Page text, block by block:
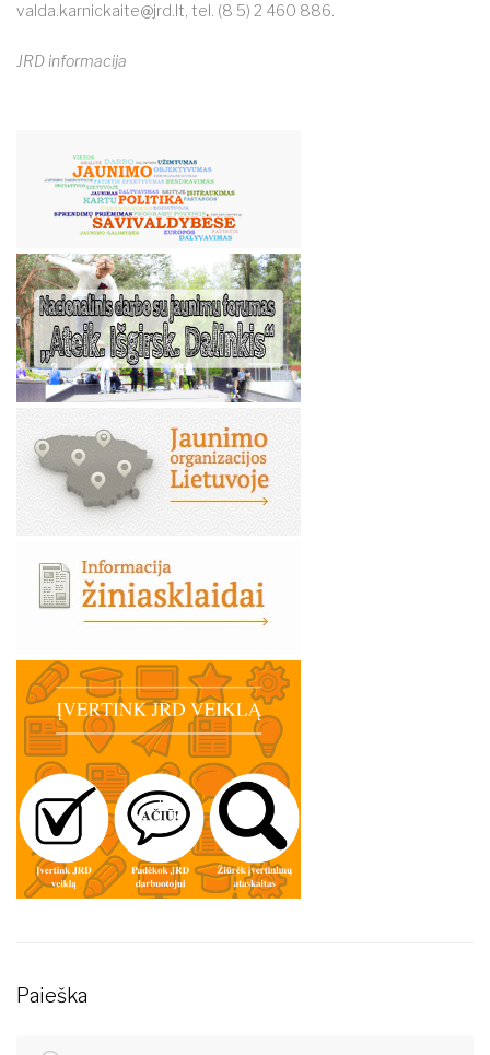
valda.karnickaite@jrd.lt , tel. (8 5) 2 460 886.
JRD informacija
Paieška